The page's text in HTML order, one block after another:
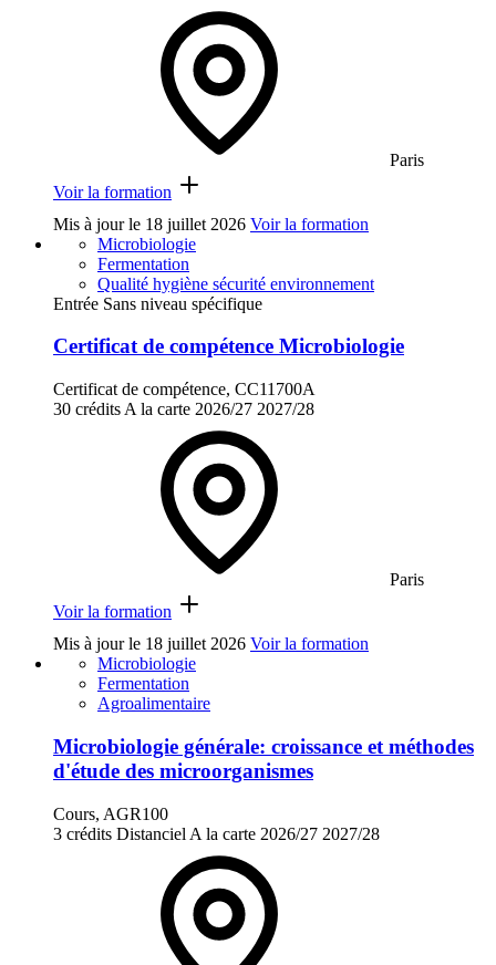
Paris
Voir la formation
Mis à jour le 18 juillet 2026 Voir la formation
Microbiologie
Fermentation
Qualité hygiène sécurité environnement
Entrée Sans niveau spécifique
Certificat de compétence Microbiologie
Certificat de compétence, CC11700A
30 crédits A la carte 2026/27 2027/28
Paris
Voir la formation
Mis à jour le 18 juillet 2026 Voir la formation
Microbiologie
Fermentation
Agroalimentaire
Microbiologie générale: croissance et méthodes
d'étude des microorganismes
Cours, AGR100
3 crédits Distanciel A la carte 2026/27 2027/28